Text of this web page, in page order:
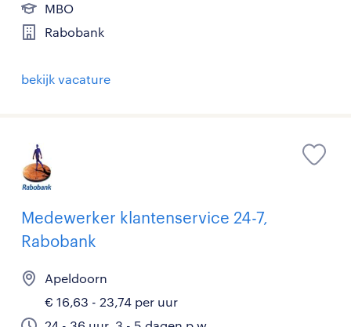
MBO
Rabobank
bekijk vacature
Medewerker klantenservice 24-7,
Rabobank
Apeldoorn
€ 16,63 - 23,74 per uur